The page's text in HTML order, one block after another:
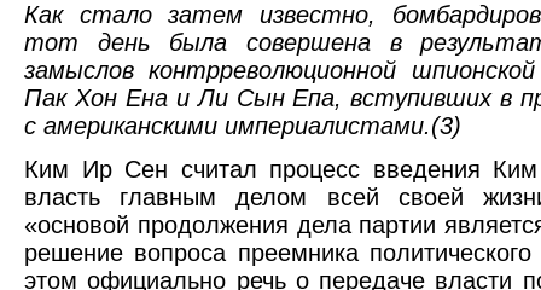
Как стало затем известно,
тот день была совершена в
замыслов контрреволюционной шпионской
Пак Хон Ена и Ли Сын Епа, вступивших в
с американскими империалистами.(3)
Ким Ир Сен считал процесс введения
власть главным делом всей своей
«основой продолжения дела партии
решение вопроса преемника
этом официально речь о передаче власти